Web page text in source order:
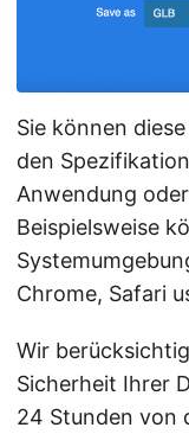
Sie können
den
Anwendung
Beispielsweise
Chrome, Safari
Wir
Sicherheit Ihrer
24 Stunden von